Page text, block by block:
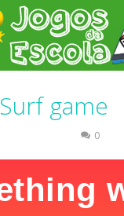
Surf game
0